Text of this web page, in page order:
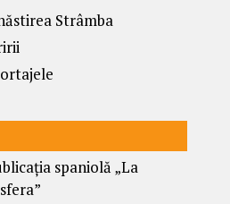
Strâmba
spaniolă „La